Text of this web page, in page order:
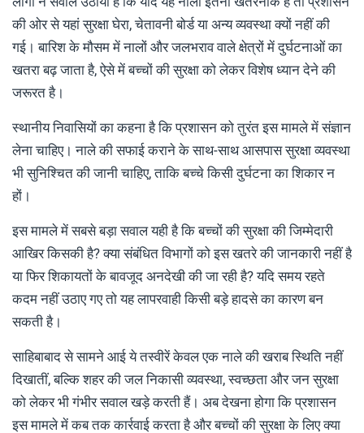
की ओर से यहां सुरक्षा घेरा, चेतावनी बोर्ड या अन्य व्यवस्था क्यों नहीं की
गई। बारिश के मौसम में नालों और जलभराव वाले क्षेत्रों में दुर्घटनाओं का
खतरा बढ़ जाता है, ऐसे में बच्चों की सुरक्षा को लेकर विशेष ध्यान देने की
जरूरत है।
स्थानीय निवासियों का कहना है कि प्रशासन को तुरंत इस मामले में संज्ञान
लेना चाहिए। नाले की सफाई कराने के साथ-साथ आसपास सुरक्षा व्यवस्था
भी सुनिश्चित की जानी चाहिए, ताकि बच्चे किसी दुर्घटना का शिकार न
हों।
इस मामले में सबसे बड़ा सवाल यही है कि बच्चों की सुरक्षा की जिम्मेदारी
आखिर किसकी है? क्या संबंधित विभागों को इस खतरे की जानकारी नहीं है
या फिर शिकायतों के बावजूद अनदेखी की जा रही है? यदि समय रहते
कदम नहीं उठाए गए तो यह लापरवाही किसी बड़े हादसे का कारण बन
सकती है।
साहिबाबाद से सामने आई ये तस्वीरें केवल एक नाले की खराब स्थिति नहीं
दिखातीं, बल्कि शहर की जल निकासी व्यवस्था, स्वच्छता और जन सुरक्षा
को लेकर भी गंभीर सवाल खड़े करती हैं। अब देखना होगा कि प्रशासन
इस मामले में कब तक कार्रवाई करता है और बच्चों की सुरक्षा के लिए क्या